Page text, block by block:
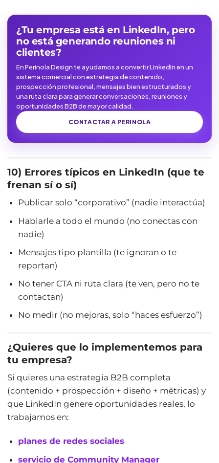
¿Tu empresa está en LinkedIn, pero
no está generando reuniones ni
clientes?
En Perinola Design te ayudamos a convertir LinkedIn en un
sistema comercial con estrategia de contenido,
prospección profesional, mensajes bien estructurados y
una ruta clara para generar conversaciones, reuniones y
oportunidades B2B de mayor calidad.
CONTACTAR A PERINOLA
10) Errores típicos en LinkedIn (que te
frenan sí o sí)
Publicar solo “corporativo” (nadie interactúa)
Hablarle a todo el mundo (no conectas con
nadie)
Mensajes tipo plantilla (te ignoran o te
reportan)
No tener CTA ni ruta clara (te ven, pero no te
contactan)
No medir (no mejoras, solo “haces esfuerzo”)
¿Quieres que lo implementemos para
tu empresa?
Si quieres una estrategia B2B completa
(contenido + prospección + diseño + métricas) y
que LinkedIn genere oportunidades reales, lo
trabajamos en:
planes de redes sociales
servicio de Community Manager